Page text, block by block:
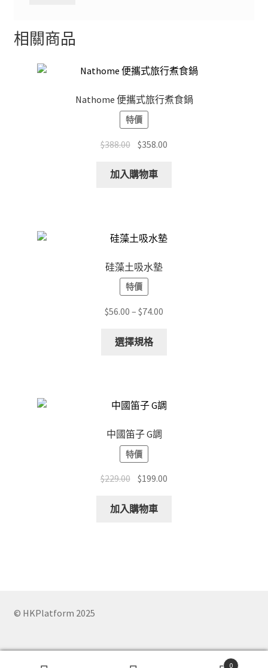
相關商品
Nathome 便攜式旅行煮食鍋
特價
$388.00 Original
was:
$358.00
加入購物車
硅藻土吸水墊
特價
$56.00 – $74.00
選擇規格
The
on
中國笛子 G調
特價
$229.00 Original
was:
$199.00
加入購物車
© HKPlatform 2025
0